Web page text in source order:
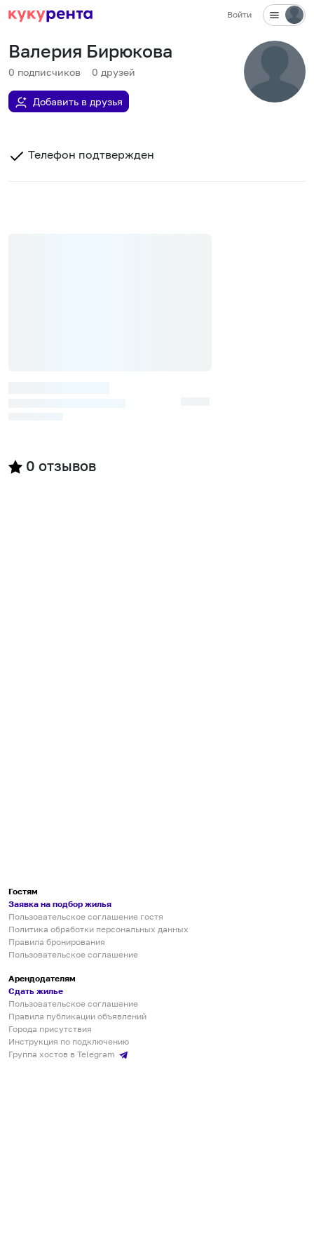
Войти
Валерия Бирюкова
0 подписчиков 0 друзей
Добавить в друзья
Телефон подтвержден
0 отзывов
Гостям
Заявка на подбор жилья
Пользовательское соглашение гостя
Политика обработки персональных данных
Правила бронирования
Пользовательское соглашение
Арендодателям
Сдать жилье
Пользовательское соглашение
Правила публикации объявлений
Города присутствия
Инструкция по подключению
Группа хостов в Telegram